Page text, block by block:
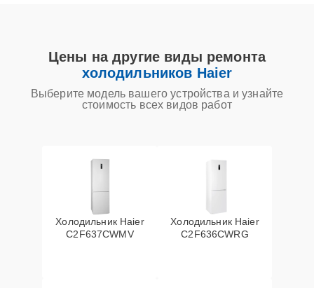
Цены на другие виды ремонта
холодильников Haier
Выберите модель вашего устройства и узнайте
стоимость всех видов работ
Холодильник Haier
C2F637CWMV
Холодильник Haier
C2F636CWRG